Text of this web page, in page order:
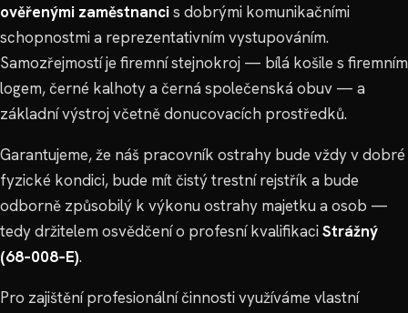
ověřenými zaměstnancis dobrými komunikačními
schopnostmi a reprezentativním vystupováním.
Samozřejmostí je firemní stejnokroj — bílá košile s firemním
logem, černé kalhoty a černá společenská obuv — a
základní výstroj včetně donucovacích prostředků.
Garantujeme, že náš pracovník ostrahy bude vždy v dobré
fyzické kondici, bude mít čistý trestní rejstřík a bude
odborně způsobilý k výkonu ostrahy majetku a osob —
tedy držitelem osvědčení o profesní kvalifikaciStrážný
(68‑008‑E).
Pro zajištění profesionální činnosti využíváme vlastní